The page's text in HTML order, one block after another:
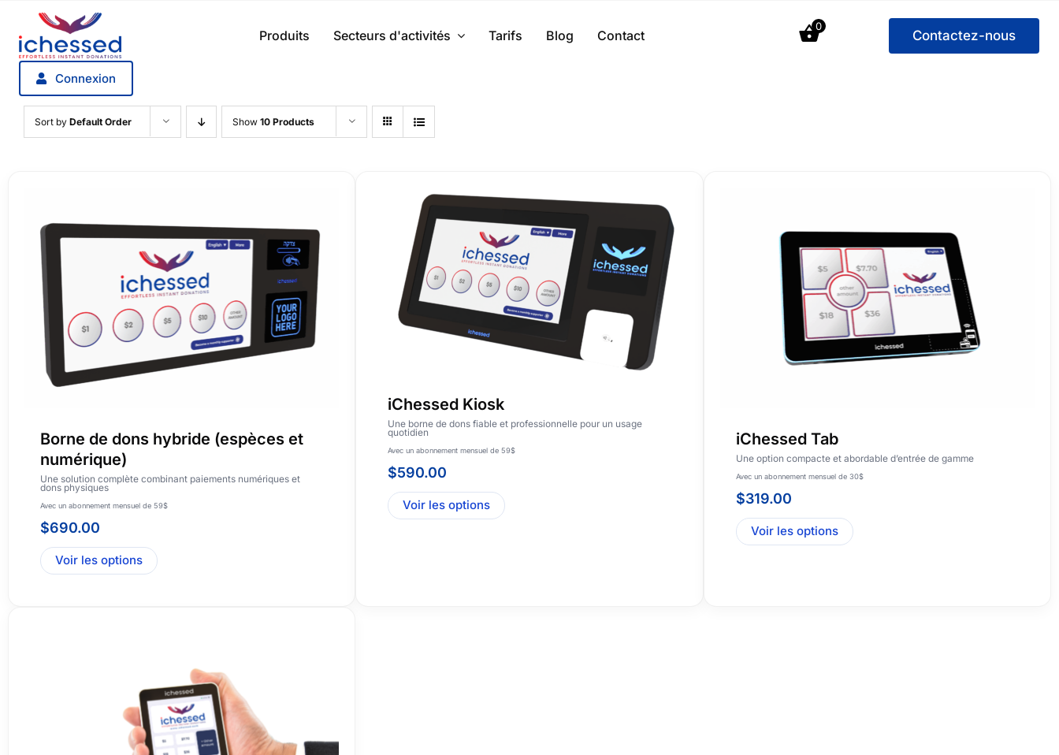
contenu
Produits Secteurs d'activités Tarifs Blog Contact
0
Contactez-nous
Connexion
Sort by Default Order Show 10 Products
Borne de dons hybride (espèces et
numérique)
Une solution complète combinant paiements numériques et
dons physiques
Avec un abonnement mensuel de 59$
$690.00
Voir les options
iChessed Kiosk
Une borne de dons fiable et professionnelle pour un usage
quotidien
Avec un abonnement mensuel de 59$
$590.00
Voir les options
iChessed Tab
Une option compacte et abordable d’entrée de gamme
Avec un abonnement mensuel de 30$
$319.00
Voir les options